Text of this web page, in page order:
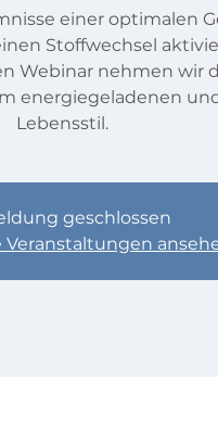
einer optimalen
Stoffwechsel
Webinar nehmen wir
energiegeladenen
Lebensstil.
geschlossen
Veranstaltungen